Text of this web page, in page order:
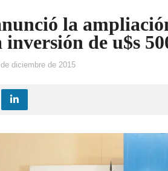
la
inversión de u$s
diciembre de 2015